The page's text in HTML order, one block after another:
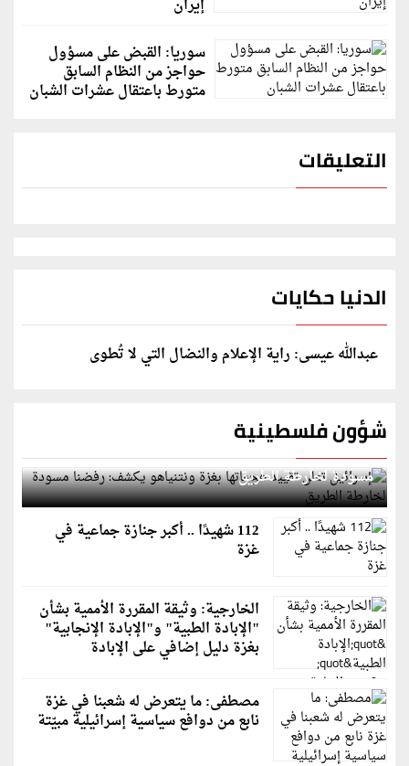
إيران
سوريا: القبض على مسؤول
حواجز من النظام السابق
متورط باعتقال عشرات الشبان
التعليقات
الدنيا حكايات
عبدالله عيسى: راية الإعلام والنضال التي لا تُطوى
شؤون فلسطينية
إسرائيل تعلن تقييد هجماتها بغزة ونتنياهو يكشف: رفضنا
مسودة لخارطة الطريق
112 شهيدًا .. أكبر جنازة جماعية في
غزة
الخارجية: وثيقة المقررة الأممية بشأن
"الإبادة الطبية" و"الإبادة الإنجابية"
بغزة دليل إضافي على الإبادة
مصطفى: ما يتعرض له شعبنا في غزة
نابع من دوافع سياسية إسرائيلية مبيّتة